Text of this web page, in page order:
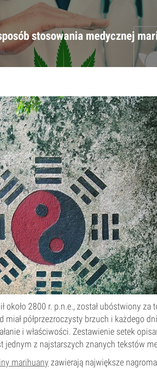
stosowania medycznej
około 2800 r. p.n.e., został ubóstwiony za
miał półprzezroczysty brzuch i każdego
i właściwości. Zestawienie setek
jednym z najstarszych znanych tekstów
marihuany zawierają największe